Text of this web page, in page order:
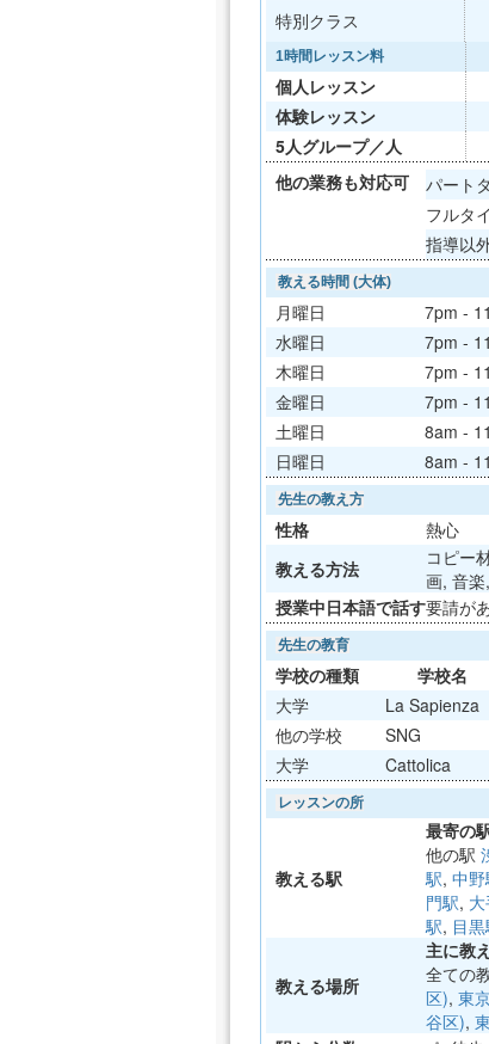
特別クラス
1時間レッスン料
個人レッスン
体験レッスン
5人グループ／人
他の業務も対応可
パート
フルタ
指導以
教える時間 (大体)
月曜日
7pm -
水曜日
7pm -
木曜日
7pm -
金曜日
7pm -
土曜日
8am -
日曜日
8am -
先生の教え方
性格
熱心
教える方法
コピー
画, 音
授業中日本語で話す要請が
先生の教育
学校の種類 学校名
大学
La Sapienza
他の学校
SNG
大学
Cattolica
レッスンの所
教える駅
最寄の
他の駅
駅, 中野
門駅,
駅, 目
教える場所
主に教
全ての
区), 東
谷区),